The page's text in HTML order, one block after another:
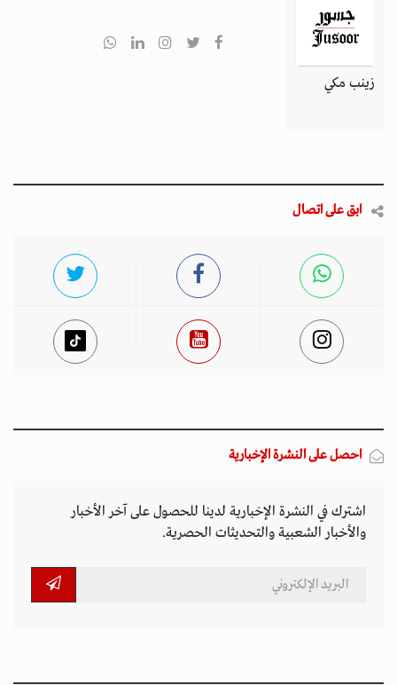
زينب مكي
ابق على اتصال
احصل على النشرة الإخبارية
اشترك في النشرة الإخبارية لدينا للحصول على آخر الأخبار
والأخبار الشعبية والتحديثات الحصرية.